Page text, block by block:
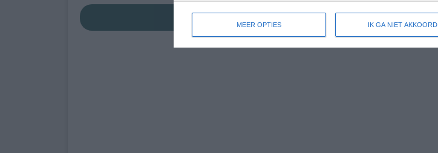
MEER OPTIES IK GA NIET AKKOORD
bekijk de uitgebreide weersverwachting voor Litchfield